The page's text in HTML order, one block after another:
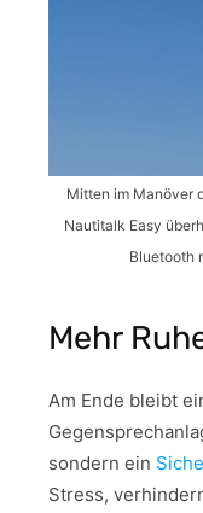
Mitten im Manöver
Nautitalk Easy
Bluetooth
Mehr
Am Ende bleibt
sondern ein
Stress,